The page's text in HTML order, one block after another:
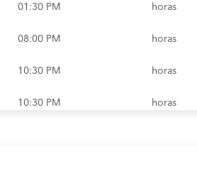
01:30 PM horas
08:00 PM horas
10:30 PM horas
10:30 PM horas